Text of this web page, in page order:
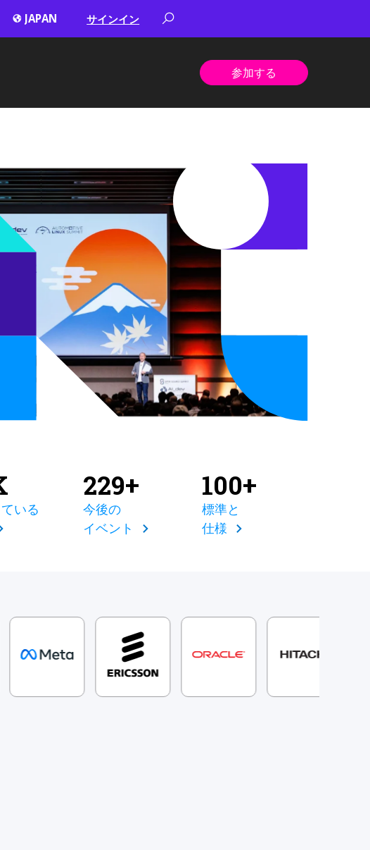
サインイン
参加する
いる
229+
今後の
イベント
100+
標準と
仕様